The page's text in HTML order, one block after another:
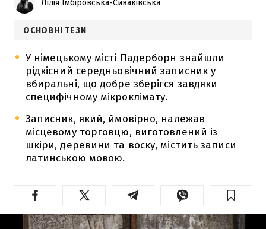
Лілія Імбіровська-Сиваківська
ОСНОВНІ ТЕЗИ
У німецькому місті Падерборн знайшли
рідкісний середньовічний записник у
вбиральні, що добре зберігся завдяки
специфічному мікроклімату.
Записник, який, ймовірно, належав
місцевому торговцю, виготовлений із
шкіри, деревини та воску, містить записи
латинською мовою.